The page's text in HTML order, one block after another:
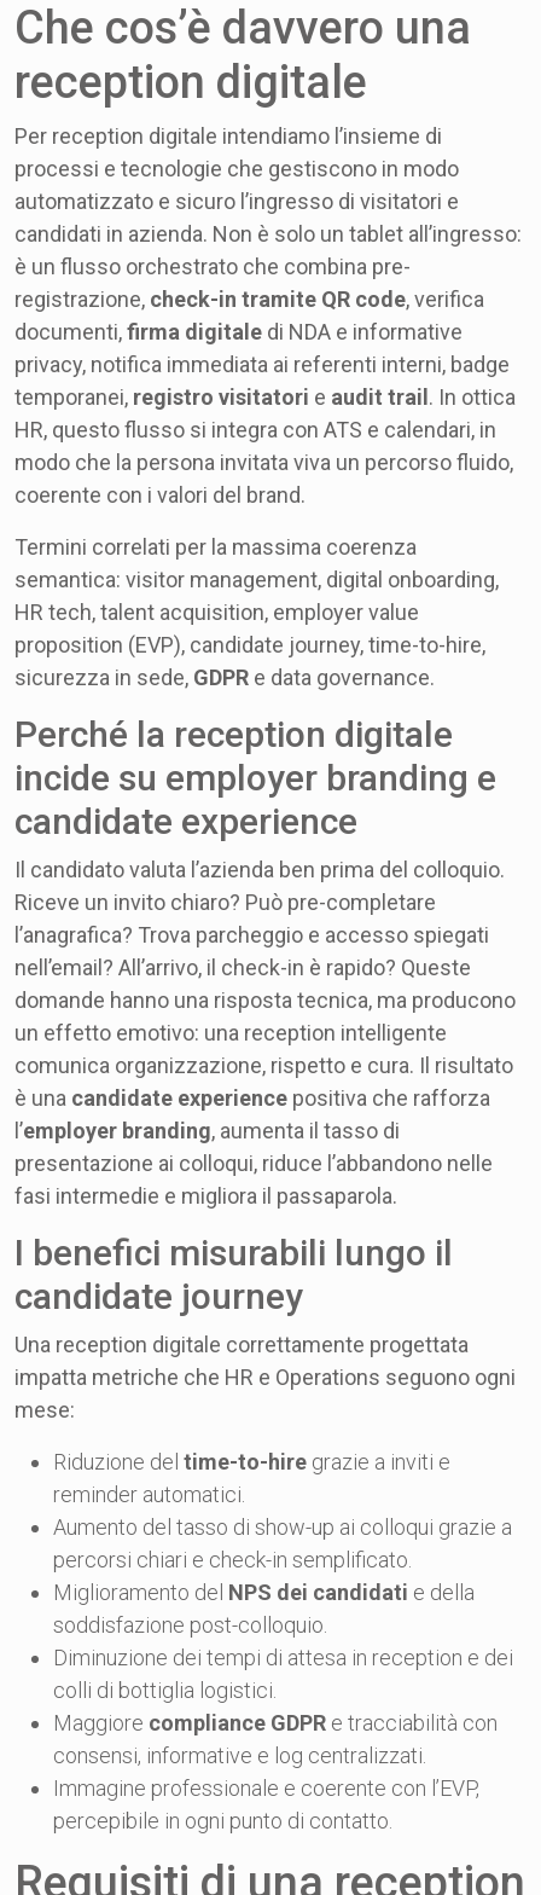
Che cos’è davvero una
reception digitale
Per reception digitale intendiamo l’insieme di
processi e tecnologie che gestiscono in modo
automatizzato e sicuro l’ingresso di visitatori e
candidati in azienda. Non è solo un tablet all’ingresso:
è un flusso orchestrato che combina pre-
registrazione, check-in tramite QR code, verifica
documenti,firma digitale di NDA e informative
privacy, notifica immediata ai referenti interni, badge
temporanei, registro visitatori e audit trail . In ottica
HR, questo flusso si integra con ATS e calendari, in
modo che la persona invitata viva un percorso fluido,
coerente con i valori del brand.
Termini correlati per la massima coerenza
semantica: visitor management, digital onboarding,
HR tech, talent acquisition, employer value
proposition (EVP), candidate journey, time-to-hire,
sicurezza in sede, GDPR e data governance.
Perché la reception digitale
incide su employer branding e
candidate experience
Il candidato valuta l’azienda ben prima del colloquio.
Riceve un invito chiaro? Può pre-completare
l’anagrafica? Trova parcheggio e accesso spiegati
nell’email? All’arrivo, il check-in è rapido? Queste
domande hanno una risposta tecnica, ma producono
un effetto emotivo: una reception intelligente
comunica organizzazione, rispetto e cura. Il risultato
è una candidate experience positiva che rafforza
l’employer branding, aumenta il tasso di
presentazione ai colloqui, riduce l’abbandono nelle
fasi intermedie e migliora il passaparola.
I benefici misurabili lungo il
candidate journey
Una reception digitale correttamente progettata
impatta metriche che HR e Operations seguono ogni
mese:
Riduzione del time-to-hire grazie a inviti e
reminder automatici.
Aumento del tasso di show-up ai colloqui grazie a
percorsi chiari e check-in semplificato.
Miglioramento del NPS dei candidati e della
soddisfazione post-colloquio.
Diminuzione dei tempi di attesa in reception e dei
colli di bottiglia logistici.
Maggiore compliance GDPR e tracciabilità con
consensi, informative e log centralizzati.
Immagine professionale e coerente con l’EVP,
percepibile in ogni punto di contatto.
Requisiti di una reception